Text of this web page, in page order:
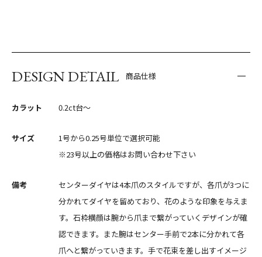
DESIGN DETAIL 商品仕様
カラット 0.2ct台〜
サイズ
1号から0.25号単位で選択可能
※23号以上の価格はお問い合わせ下さい
備考
センターダイヤは4本爪のスタイルですが、各爪が3つに
分かれてダイヤを留めており、花のような印象を与えま
す。石枠横顔は腕から爪まで繋がっていくデザインが確
認できます。また腕はセンター手前で2本に分かれて各
爪へと繋がっていきます。手で花束を差し出すイメージ